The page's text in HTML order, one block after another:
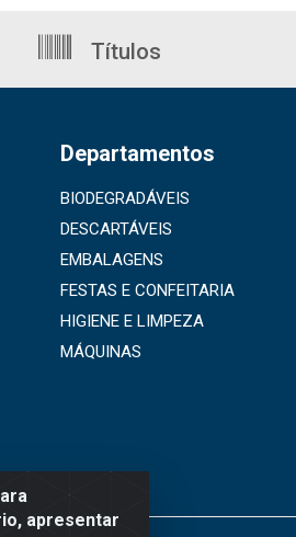
apresentar
Títulos
Departamentos
BIODEGRADÁVEIS
DESCARTÁVEIS
EMBALAGENS
FESTAS E CONFEITARIA
HIGIENE E LIMPEZA
MÁQUINAS